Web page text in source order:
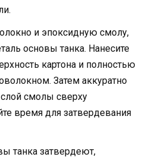
и эпоксидную смолу,
основы танка. Нанесите
картона и полностью
Затем аккуратно
смолы сверху
время для затвердевания
танка затвердеют,